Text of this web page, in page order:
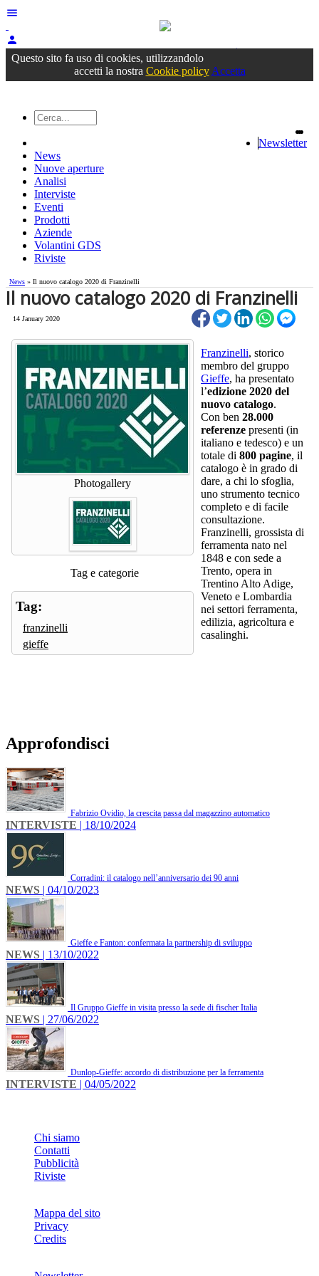
menu
person
Accedioppure registrati
Questo sito fa uso di cookies, utilizzandolo
accetti la nostra Cookie policy Accetta
Newsletter
News
Nuove aperture
Analisi
Interviste
Eventi
Prodotti
Aziende
Volantini GDS
Riviste
News » Il nuovo catalogo 2020 di Franzinelli
Il nuovo catalogo 2020 di Franzinelli
14 January 2020
Photogallery
Tag e categorie
Tag:
franzinelli
gieffe
Franzinelli, storico
membro del gruppo
Gieffe, ha presentato
l’edizione 2020 del
nuovo catalogo.
Con ben 28.000
referenze presenti (in
italiano e tedesco) e un
totale di 800 pagine, il
catalogo è in grado di
dare, a chi lo sfoglia,
uno strumento tecnico
completo e di facile
consultazione.
Franzinelli, grossista di
ferramenta nato nel
1848 e con sede a
Trento, opera in
Trentino Alto Adige,
Veneto e Lombardia
nei settori ferramenta,
edilizia, agricoltura e
casalinghi.
Approfondisci
Fabrizio Ovidio, la crescita passa dal magazzino automatico
INTERVISTE | 18/10/2024
Corradini: il catalogo nell’anniversario dei 90 anni
NEWS | 04/10/2023
Gieffe e Fanton: confermata la partnership di sviluppo
NEWS | 13/10/2022
Il Gruppo Gieffe in visita presso la sede di fischer Italia
NEWS | 27/06/2022
Dunlop-Gieffe: accordo di distribuzione per la ferramenta
INTERVISTE | 04/05/2022
Chi siamo
Contatti
Pubblicità
Riviste
Mappa del sito
Privacy
Credits